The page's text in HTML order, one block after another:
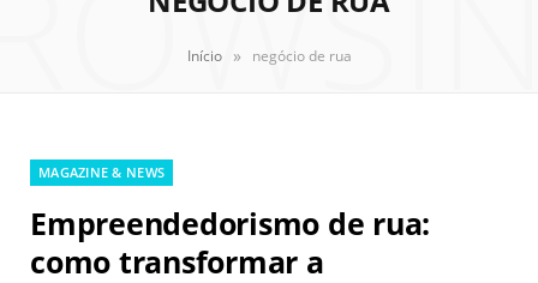
Início » negócio de rua
MAGAZINE & NEWS
Empreendedorismo de rua:
como transformar a